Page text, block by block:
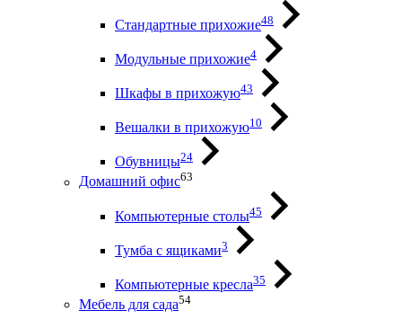
Стандартные прихожие48
Модульные прихожие4
Шкафы в прихожую43
Вешалки в прихожую10
Обувницы24
Домашний офис63
Компьютерные столы45
Тумба с ящиками3
Компьютерные кресла35
Мебель для сада54